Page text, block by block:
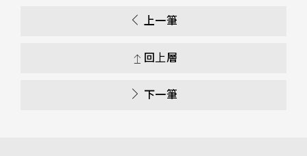
上一筆
回上層
下一筆